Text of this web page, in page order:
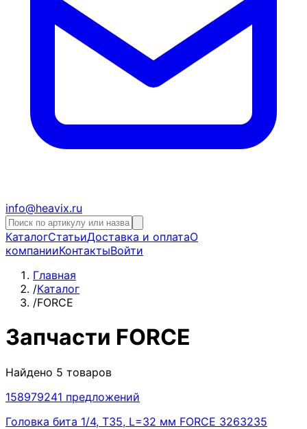
info@heavix.ru
КаталогСтатьиДоставка и оплатаО
компанииКонтактыВойти
Главная
/Каталог
/FORCE
Запчасти FORCE
Найдено 5 товаров
158979241 предложений
Головка бита 1/4, Т35, L=32 мм FORCE 3263235